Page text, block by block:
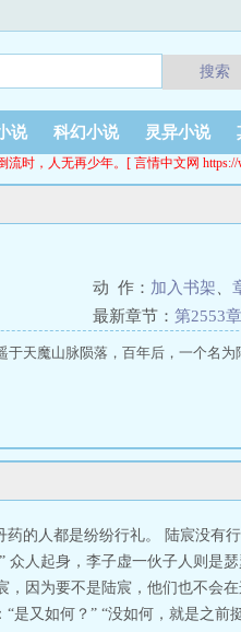
搜索
说 科幻小说 灵异小说
时，人无再少年。[ 言情中文网 https://
动 作： 加入书架
最新章节： 第2553
天魔山脉陨落，百年后，一个名
的人都是纷纷行礼。 陆宸没有
人起身，李子虚一伙子人则是
因为要不是陆宸，他们也不会
是又如何？” “没如何，就是之前